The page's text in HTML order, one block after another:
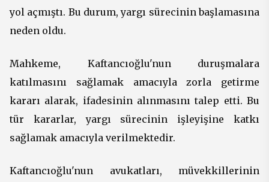
yol açmıştı. Bu durum, yargı sürecinin başlamasına
neden oldu.
Mahkeme, Kaftancıoğlu'nun duruşmalara
katılmasını sağlamak amacıyla zorla getirme
kararı alarak, ifadesinin alınmasını talep etti. Bu
tür kararlar, yargı sürecinin işleyişine katkı
sağlamak amacıyla verilmektedir.
Kaftancıoğlu'nun avukatları, müvekkillerinin